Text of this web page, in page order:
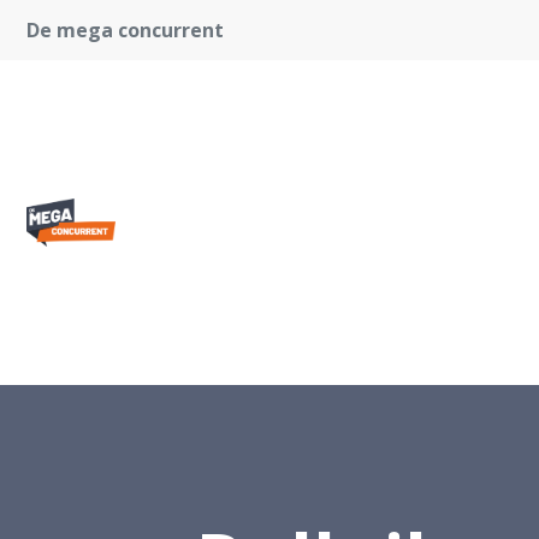
De mega concurrent